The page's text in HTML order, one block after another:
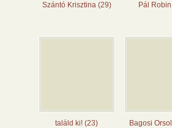
Szántó Krisztina (29) Pál
találd ki! (23) Bagosi